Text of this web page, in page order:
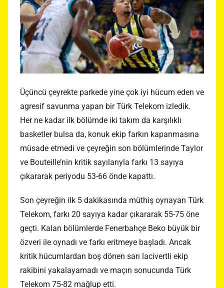
Üçüncü çeyrekte parkede yine çok iyi hücum eden ve
agresif savunma yapan bir Türk Telekom izledik.
Her ne kadar ilk bölümde iki takım da karşılıklı
basketler bulsa da, konuk ekip farkın kapanmasına
müsade etmedi ve çeyreğin son bölümlerinde Taylor
ve Bouteille’nin kritik sayılarıyla farkı 13 sayıya
çıkararak periyodu 53-66 önde kapattı.
Son çeyreğin ilk 5 dakikasında müthiş oynayan Türk
Telekom, farkı 20 sayıya kadar çıkararak 55-75 öne
geçti. Kalan bölümlerde Fenerbahçe Beko büyük bir
özveri ile oynadı ve farkı eritmeye başladı. Ancak
kritik hücumlardan boş dönen sarı lacivertli ekip
rakibini yakalayamadı ve maçın sonucunda Türk
Telekom 75-82 mağlup etti.